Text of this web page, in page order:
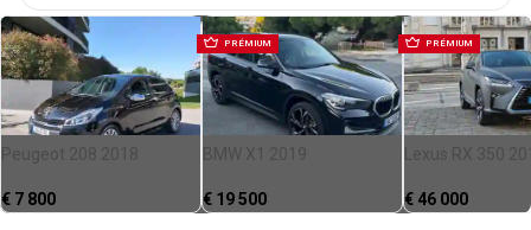
Peugeot 208 2018
€ 7 800
PRÉMIUM
BMW X1 2019
€ 19 500
PRÉMIUM
Lexus RX 350
€ 46 000